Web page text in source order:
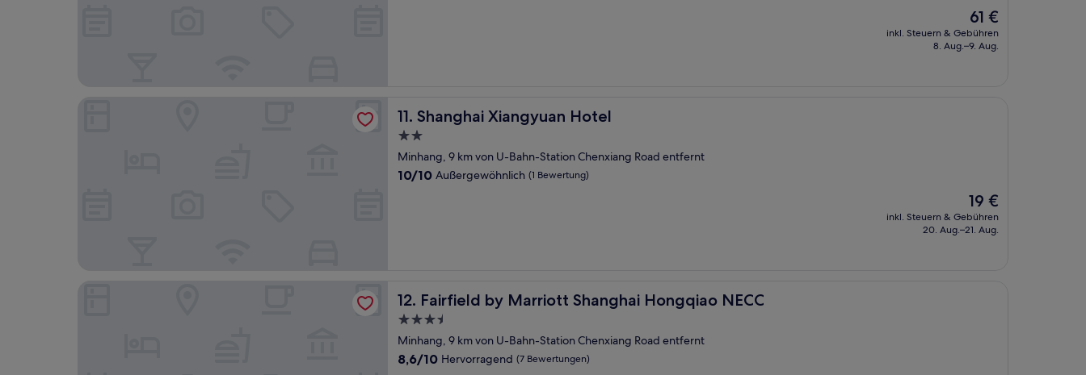
Der
Preis
beträgt
61 €
inkl. Steuern & Gebühren
8. Aug.–9. Aug.
11. Shanghai Xiangyuan Hotel
Shanghai Xiangyuan Hotel
2.0-
Sterne-
Unterkunft
Minhang, 9 km von U-Bahn-Station Chenxiang Road entfernt
10.0
10/10 Außergewöhnlich (1 Bewertung)
Der
Preis
beträgt
19 €
inkl. Steuern & Gebühren
20. Aug.–21. Aug.
12. Fairfield by Marriott Shanghai Hongqiao NECC
Fairfield by Marriott Shanghai Hongqiao NECC
3.5-
Sterne-
Unterkunft
Minhang, 9 km von U-Bahn-Station Chenxiang Road entfernt
8.6
8,6/10 Hervorragend (7 Bewertungen)